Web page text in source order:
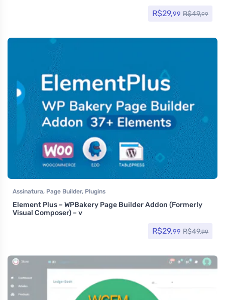
R$29,99 R$49,99
Assinatura, Page Builder, Plugins
Element Plus – WPBakery Page Builder Addon (Formerly
Visual Composer) – v
R$29,99 R$49,99